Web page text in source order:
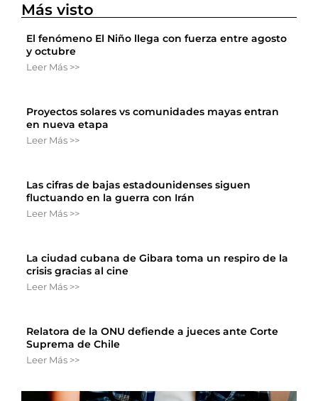
Más visto
El fenómeno El Niño llega con fuerza entre agosto
y octubre
Leer Más >>
Proyectos solares vs comunidades mayas entran
en nueva etapa
Leer Más >>
Las cifras de bajas estadounidenses siguen
fluctuando en la guerra con Irán
Leer Más >>
La ciudad cubana de Gibara toma un respiro de la
crisis gracias al cine
Leer Más >>
Relatora de la ONU defiende a jueces ante Corte
Suprema de Chile
Leer Más >>